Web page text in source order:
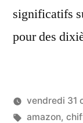
significatifs
pour des
vendredi 31
Étiquettes :
amazon,